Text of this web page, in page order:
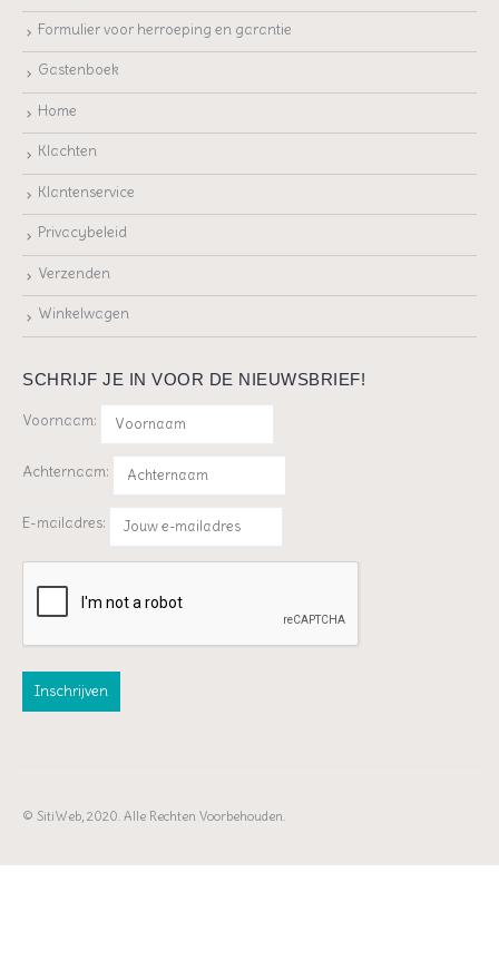
Formulier voor herroeping en garantie
Gastenboek
Home
Klachten
Klantenservice
Privacybeleid
Verzenden
Winkelwagen
SCHRIJF JE IN VOOR DE NIEUWSBRIEF!
Voornaam:
Achternaam:
E-mailadres:
© SitiWeb, 2020. Alle Rechten Voorbehouden.